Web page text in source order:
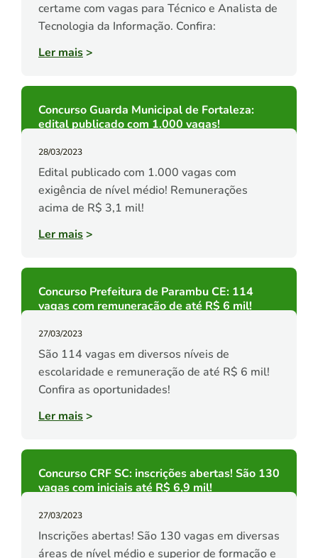
certame com vagas para Técnico e Analista de
Tecnologia da Informação. Confira:
Ler mais>
Concurso Guarda Municipal de Fortaleza:
edital publicado com 1.000 vagas!
28/03/2023
Edital publicado com 1.000 vagas com
exigência de nível médio! Remunerações
acima de R$ 3,1 mil!
Ler mais>
Concurso Prefeitura de Parambu CE: 114
vagas com remuneração de até R$ 6 mil!
27/03/2023
São 114 vagas em diversos níveis de
escolaridade e remuneração de até R$ 6 mil!
Confira as oportunidades!
Ler mais>
Concurso CRF SC: inscrições abertas! São 130
vagas com iniciais até R$ 6,9 mil!
27/03/2023
Inscrições abertas! São 130 vagas em diversas
áreas de nível médio e superior de formação e